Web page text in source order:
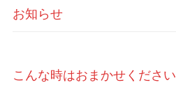
お知らせ
こんな時はおまかせください